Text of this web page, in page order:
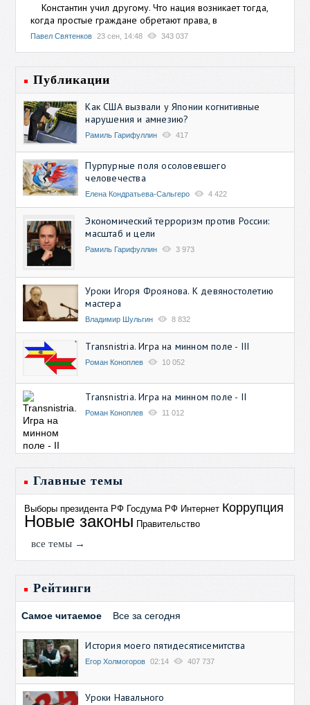
Константин учил другому. Что нация возникает тогда,
когда простые граждане обретают права, в
Павел Святенков 23 сен, 14:48 343 037
Публикации
Как США вызвали у Японии когнитивные
нарушения и амнезию?
Рамиль Гарифуллин 417
Пурпурные поля осоловевшего
человечества
Елена Кондратьева-Сальгеро 4 422
Экономический терроризм против России:
масштаб и цели
Рамиль Гарифуллин 3 973
Уроки Игоря Фроянова. К девяностолетию
мастера
Владимир Шульгин 8 832
Transnistria. Игра на минном поле - III
Роман Коноплев 10 052
Transnistria. Игра на минном поле - II
Роман Коноплев 11 012
Главные темы
Выборы президента РФ Госдума РФ Интернет Коррупция
Новые законы Правительство
все темы →
Рейтинги
Самое читаемое Все за сегодня
История моего пятидесятисемитства
Егор Холмогоров 02:14 407 737
Уроки Навального